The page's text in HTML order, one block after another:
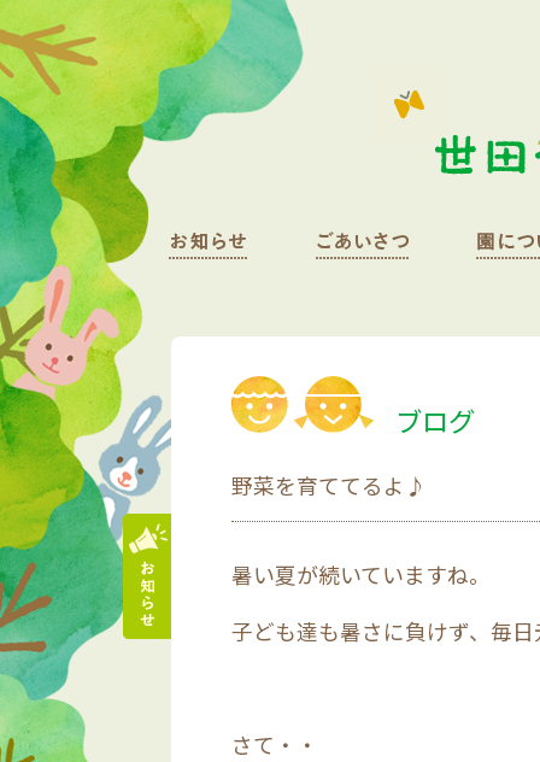
ブログ
野菜を育ててるよ♪
暑い夏が続いていますね。
子ども達も暑さに負けず、毎
さて・・